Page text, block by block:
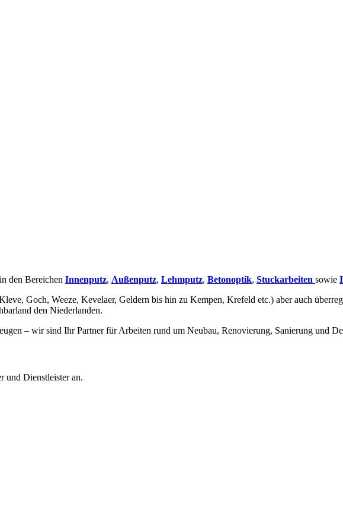
den Bereichen Innenputz, Außenputz, Lehmputz, Betonoptik, Stuckarbeiten sowie
Goch, Weeze, Kevelaer, Geldern bis hin zu Kempen, Krefeld etc.) aber auch
den Niederlanden.
– wir sind Ihr Partner für Arbeiten rund um Neubau, Renovierung, Sanierung und
und Dienstleister an.